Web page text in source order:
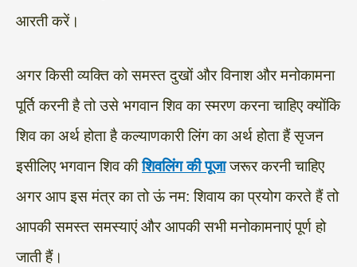
आरती करें।
अगर किसी व्यक्ति को समस्त दुखों और विनाश और मनोकामना
पूर्ति करनी है तो उसे भगवान शिव का स्मरण करना चाहिए क्योंकि
शिव का अर्थ होता है कल्याणकारी लिंग का अर्थ होता हैं सृजन
इसीलिए भगवान शिव कीशिवलिंग की पूजाजरूर करनी चाहिए
अगर आप इस मंत्र का तो ऊं नम: शिवाय का प्रयोग करते हैं तो
आपकी समस्त समस्याएं और आपकी सभी मनोकामनाएं पूर्ण हो
जाती हैं।